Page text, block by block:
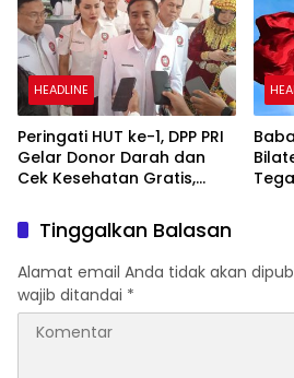
HEADLINE
Peringati HUT ke-1, DPP PRI
Gelar Donor Darah dan
Cek Kesehatan Gratis,
Perayaan
Tinggalkan Balasan
Alamat email Anda tidak akan
wajib ditandai *